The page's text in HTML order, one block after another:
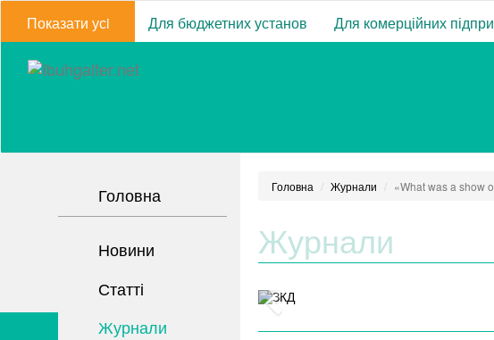
Показати усi Для бюджетних установ Для комерційних
Головна
Новини
Статті
Журнали
Головна Журнали «What was a show
Журнали